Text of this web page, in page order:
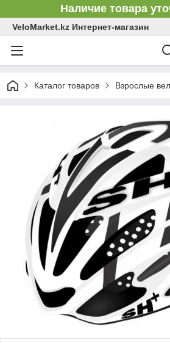
Наличие товара
VeloMarket.kz Интернет-магазин
Каталог товаров Взрослые